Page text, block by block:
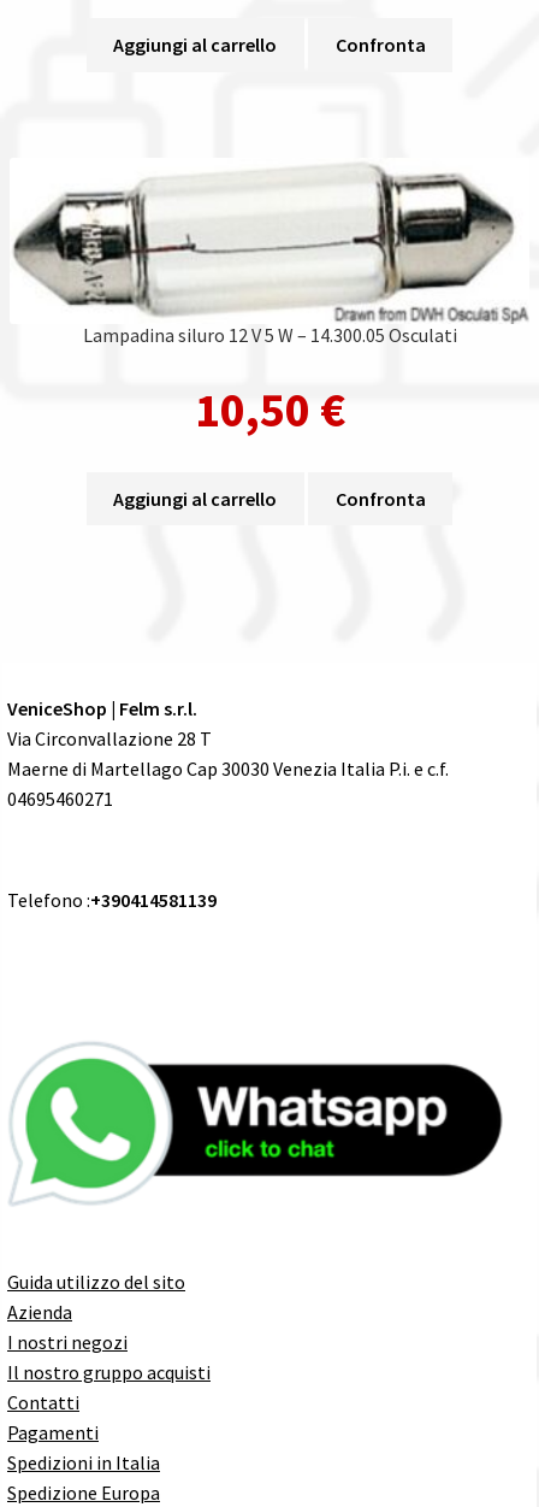
Aggiungi al carrello Confronta
Lampadina siluro 12 V 5 W – 14.300.05 Osculati
10,50 €
Aggiungi al carrello Confronta
VeniceShop | Felm s.r.l.
Via Circonvallazione 28 T
Maerne di Martellago Cap 30030 Venezia Italia P.i. e c.f.
04695460271
Telefono :+390414581139
Guida utilizzo del sito
Azienda
I nostri negozi
Il nostro gruppo acquisti
Contatti
Pagamenti
Spedizioni in Italia
Spedizione Europa